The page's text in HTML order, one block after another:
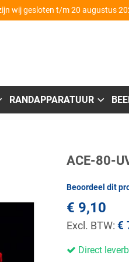
wij gesloten t/m 20 augustus
RANDAPPARATUUR
ACE-80-
Beoordeel dit
€ 9,10
€
Direct
naar
begin
van
afbeeldingen-
gallerij